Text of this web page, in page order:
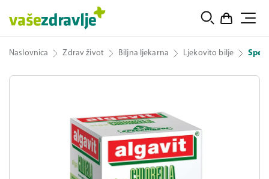
Naslovnica Zdrav život Biljna ljekarna Ljekovito bilje